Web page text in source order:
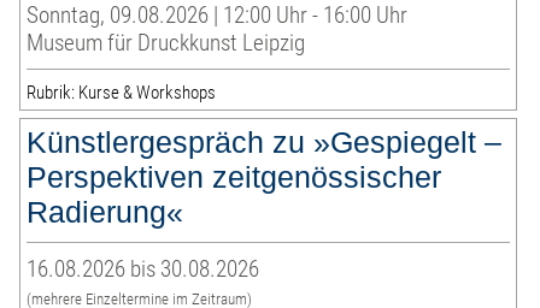
Sonntag, 09.08.2026 | 12:00 Uhr - 16:00 Uhr
Museum für Druckkunst Leipzig
Rubrik: Kurse & Workshops
Künstlergespräch zu »Gespiegelt –
Perspektiven zeitgenössischer
Radierung«
16.08.2026 bis 30.08.2026
(mehrere Einzeltermine im Zeitraum)